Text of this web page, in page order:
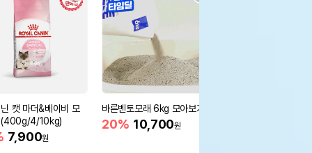
캣 마더&베이비 모
(400g/4/10kg)
7,900원
바른벤토모래 6kg 모아보기
20% 10,700원